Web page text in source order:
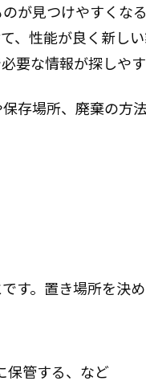
が見つけやすくな
、性能が良く新し
要な情報が探しやす
存場所、廃棄の方
す。置き場所を決
保管する、など